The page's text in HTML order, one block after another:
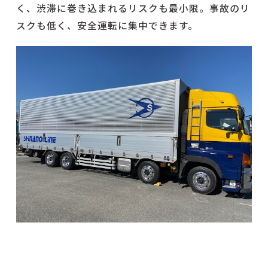
く、渋滞に巻き込まれるリスクも最小限。事故のリ
スクも低く、安全運転に集中できます。